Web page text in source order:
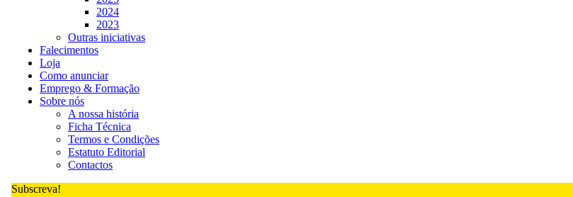
2024
2023
Outras iniciativas
Falecimentos
Loja
Como anunciar
Emprego & Formação
Sobre nós
A nossa história
Ficha Técnica
Termos e Condições
Estatuto Editorial
Contactos
Subscreva!